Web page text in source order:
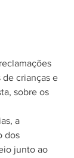
de crianças e
sobre os
a
dos
junto ao